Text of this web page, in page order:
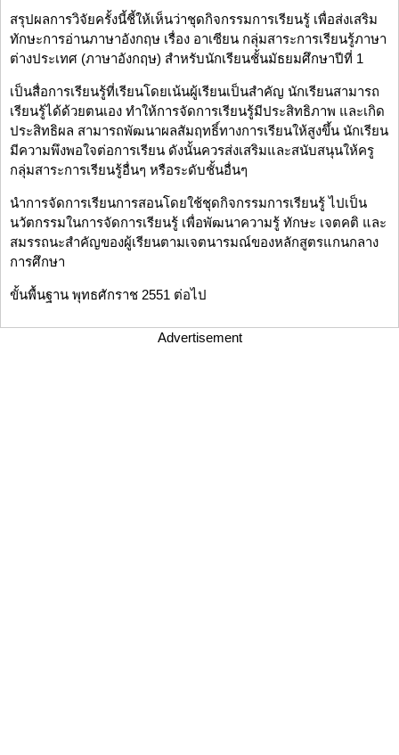
สรุปผลการวิจัยครั้งนี้ชี้ให้เห็นว่าชุดกิจกรรมการเรียนรู้ เพื่อส่งเสริม
ทักษะการอ่านภาษาอังกฤษ เรื่อง อาเซียน กลุ่มสาระการเรียนรู้ภาษา
ต่างประเทศ (ภาษาอังกฤษ) สำหรับนักเรียนชั้นมัธยมศึกษาปีที่ 1
เป็นสื่อการเรียนรู้ที่เรียนโดยเน้นผู้เรียนเป็นสำคัญ นักเรียนสามารถ
เรียนรู้ได้ด้วยตนเอง ทำให้การจัดการเรียนรู้มีประสิทธิภาพ และเกิด
ประสิทธิผล สามารถพัฒนาผลสัมฤทธิ์ทางการเรียนให้สูงขึ้น นักเรียน
มีความพึงพอใจต่อการเรียน ดังนั้นควรส่งเสริมและสนับสนุนให้ครู
กลุ่มสาระการเรียนรู้อื่นๆ หรือระดับชั้นอื่นๆ
นำการจัดการเรียนการสอนโดยใช้ชุดกิจกรรมการเรียนรู้ ไปเป็น
นวัตกรรมในการจัดการเรียนรู้ เพื่อพัฒนาความรู้ ทักษะ เจตคติ และ
สมรรถนะสำคัญของผู้เรียนตามเจตนารมณ์ของหลักสูตรแกนกลาง
การศึกษา
ขั้นพื้นฐาน พุทธศักราช 2551 ต่อไป
Advertisement